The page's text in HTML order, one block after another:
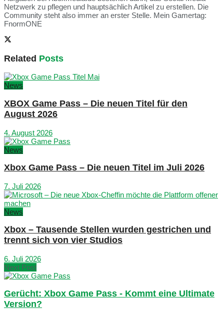
Netzwerk zu pflegen und hauptsächlich Artikel zu erstellen. Die
Community steht also immer an erster Stelle. Mein Gamertag:
FnormONE
Related Posts
News
XBOX Game Pass – Die neuen Titel für den
August 2026
4. August 2026
News
Xbox Game Pass – Die neuen Titel im Juli 2026
7. Juli 2026
News
Xbox – Tausende Stellen wurden gestrichen und
trennt sich von vier Studios
6. Juli 2026
Next Post
Gerücht: Xbox Game Pass - Kommt eine Ultimate
Version?